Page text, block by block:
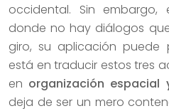
occidental. Sin
donde no hay diálogos
giro, su aplicación puede
está en traducir estos tres
en organización espacial
deja de ser un mero